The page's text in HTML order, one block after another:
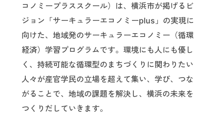
コノミープラススクール）は、横浜市が掲げるビ
ジョン「サーキュラーエコノミーplus」の実現に
向けた、地域発のサーキュラーエコノミー（循環
経済）学習プログラムです。環境にも人にも優し
く、持続可能な循環型のまちづくりに関わりたい
人々が産官学民の立場を超えて集い、学び、つな
がることで、地域の課題を解決し、横浜の未来を
つくりだしていきます。